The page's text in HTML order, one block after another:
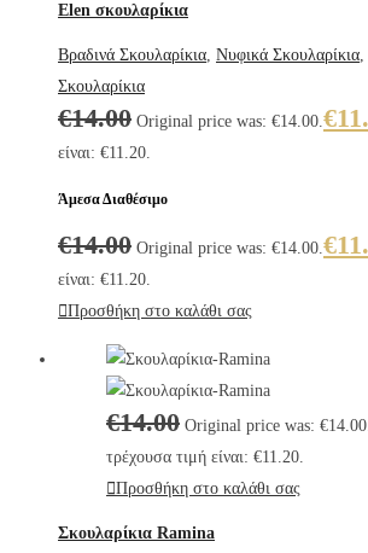
Elen σκουλαρίκια
Βραδινά Σκουλαρίκια, Νυφικά Σκουλαρίκια,
Σκουλαρίκια
€14.00 Original price was: €14.00.€
είναι: €11.20.
Άμεσα Διαθέσιμο
€14.00 Original price was: €14.00.€
είναι: €11.20.
Προσθήκη στο καλάθι σας
€14.00 Original price was:
τρέχουσα τιμή είναι: €11.20.
Προσθήκη στο καλάθι σας
Σκουλαρίκια Ramina